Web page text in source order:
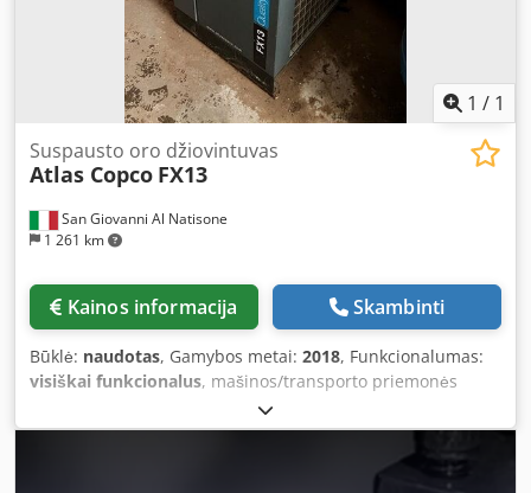
1 / 1
San Giovanni Al Natisone
1 261 km
Suspausto oro džiovintuvas
Atlas Copco FX13
Kainos informacija Skambinti
Būklė: naudotas, Gamybos metai: 2018, Funkcionalumas:
visiškai funkcionalus, mašinos/transporto priemonės
, įėjimo įtampa:
juosta, KOMPRESUOTO ORO DŽIOVYKLĖ ATLAS COPCO
MOD. FX13 - 3 KW - 13 BAR - ATITINKA CE STANDARTUS -
NAUDOTAS - Įtampa: 400/50 - Serijos nr.: ITJ214062 Dcjdpfx